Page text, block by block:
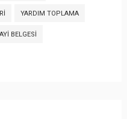
YARDIM TOPLAMA
BELGESI